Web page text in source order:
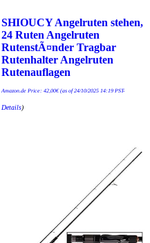
SHIOUCY Angelruten stehen,
24 Ruten Angelruten
RutenstÃ¤nder Tragbar
Rutenhalter Angelruten
Rutenauflagen
Amazon.de Price: 42,00€(as of 24/10/2025 14:19 PST-
Details)